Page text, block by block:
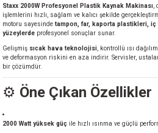
Staxx 2000W Profesyonel Plastik Kaynak Makinası
işlemlerini hızlı, sağlam ve kalıcı şekilde
motoru sayesinde tampon, far, kaporta plastikleri,
yüzeylerde profesyonel sonuçlar sunar.
Gelişmiş sıcak hava teknolojisi , kontrollü ısı
ve deformasyon riskini en aza indirir. Servisler,
bir çözümdür.
⚙️ Öne Çıkan Özellikler
2000 Watt yüksek güç ile hızlı ısınma ve güçlü